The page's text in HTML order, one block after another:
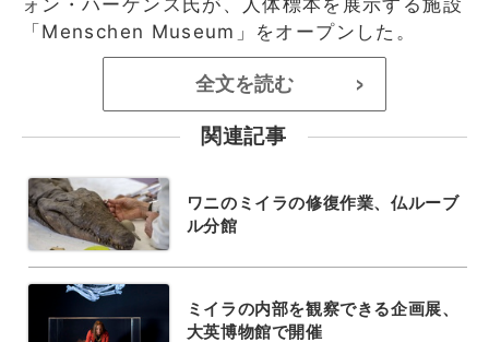
「Menschen Museum」をオープンした。
全文を読む >
関連記事
ワニのミイラの修復作業、仏ルーブ
ル分館
ミイラの内部を観察できる企画展、
大英博物館で開催